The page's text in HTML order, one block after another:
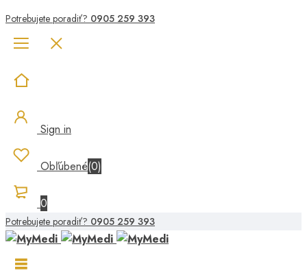
Potrebujete poradiť? 0905 259 393
Sign in
Obľúbené(0)
0
Potrebujete poradiť? 0905 259 393